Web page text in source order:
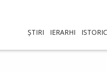
ȘTIRI IERARHI ISTORIC